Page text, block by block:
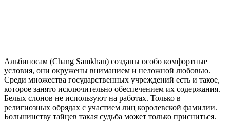
Альбиносам (Chang Samkhan) созданы особо комфортные
условия, они окружены вниманием и неложной любовью.
Среди множества государственных учреждений есть и такое,
которое занято исключительно обеспечением их содержания.
Белых слонов не используют на работах. Только в
религиозных обрядах с участием лиц королевской фамилии.
Большинству тайцев такая судьба может только присниться.